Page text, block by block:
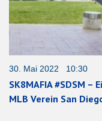
30. Mai 2022 10:30
SK8MAFIA #SDSM
MLB Verein San